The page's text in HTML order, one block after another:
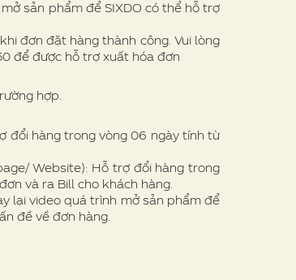
sản phẩm để SIXDO có thể hỗ trợ
đơn đặt hàng thành công. Vui lòng
để được hỗ trợ xuất hóa đơn
hợp.
đổi hàng trong vòng 06 ngày tính từ
Website): Hỗ trợ đổi hàng trong
và ra Bill cho khách hàng.
lại video quá trình mở sản phẩm để
đề về đơn hàng.